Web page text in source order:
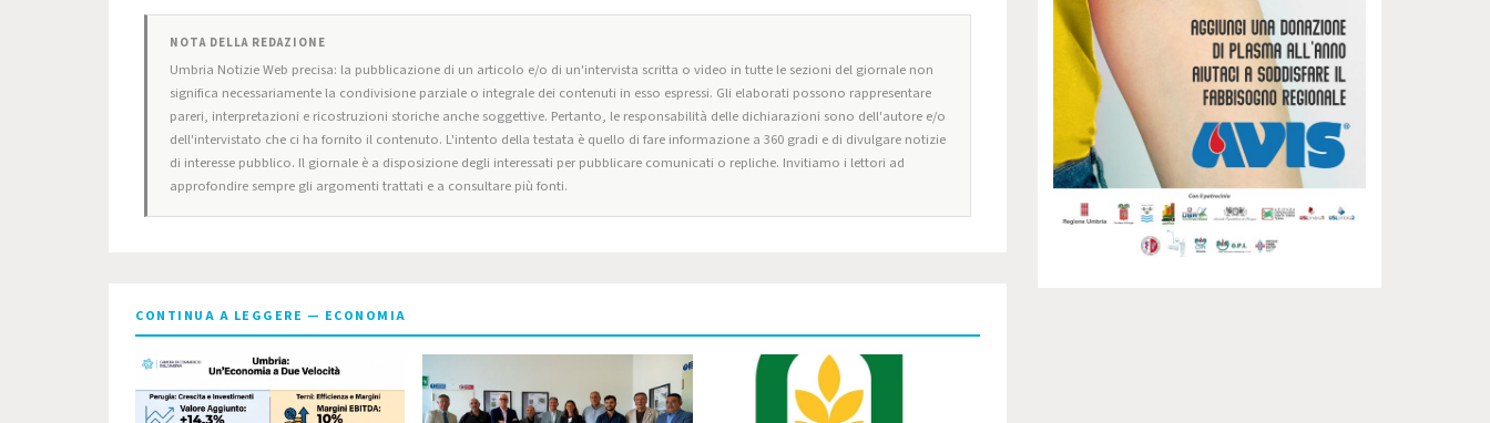
NOTA DELLA REDAZIONE
Umbria Notizie Web precisa: la pubblicazione di un articolo e/o di un'intervista scritta o video in tutte le sezioni del giornale non
significa necessariamente la condivisione parziale o integrale dei contenuti in esso espressi. Gli elaborati possono rappresentare
pareri, interpretazioni e ricostruzioni storiche anche soggettive. Pertanto, le responsabilità delle dichiarazioni sono dell'autore e/o
dell'intervistato che ci ha fornito il contenuto. L'intento della testata è quello di fare informazione a 360 gradi e di divulgare notizie
di interesse pubblico. Il giornale è a disposizione degli interessati per pubblicare comunicati o repliche. Invitiamo i lettori ad
approfondire sempre gli argomenti trattati e a consultare più fonti.
CONTINUA A LEGGERE — ECONOMIA